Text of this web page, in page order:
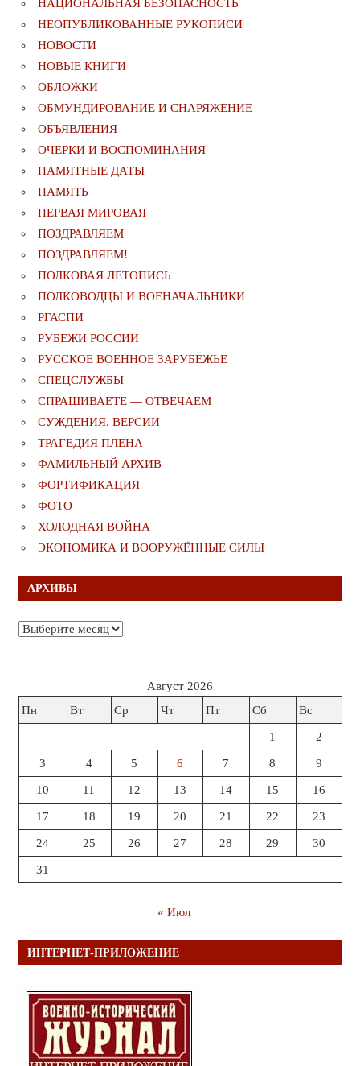
НАЦИОНАЛЬНАЯ БЕЗОПАСНОСТЬ
НЕОПУБЛИКОВАННЫЕ РУКОПИСИ
НОВОСТИ
НОВЫЕ КНИГИ
ОБЛОЖКИ
ОБМУНДИРОВАНИЕ И СНАРЯЖЕНИЕ
ОБЪЯВЛЕНИЯ
ОЧЕРКИ И ВОСПОМИНАНИЯ
ПАМЯТНЫЕ ДАТЫ
ПАМЯТЬ
ПЕРВАЯ МИРОВАЯ
ПОЗДРАВЛЯЕМ
ПОЗДРАВЛЯЕМ!
ПОЛКОВАЯ ЛЕТОПИСЬ
ПОЛКОВОДЦЫ И ВОЕНАЧАЛЬНИКИ
РГАСПИ
РУБЕЖИ РОССИИ
РУССКОЕ ВОЕННОЕ ЗАРУБЕЖЬЕ
СПЕЦСЛУЖБЫ
СПРАШИВАЕТЕ — ОТВЕЧАЕМ
СУЖДЕНИЯ. ВЕРСИИ
ТРАГЕДИЯ ПЛЕНА
ФАМИЛЬНЫЙ АРХИВ
ФОРТИФИКАЦИЯ
ФОТО
ХОЛОДНАЯ ВОЙНА
ЭКОНОМИКА И ВООРУЖЁННЫЕ СИЛЫ
АРХИВЫ
Архивы
Август 2026
Пн
Вт Ср Чт Пт Сб Вс
1 2
3 4 5 6 7 8 9
10 11 12 13 14 15 16
17 18 19 20 21 22 23
24 25 26 27 28 29 30
31
« Июл
ИНТЕРНЕТ-ПРИЛОЖЕНИЕ